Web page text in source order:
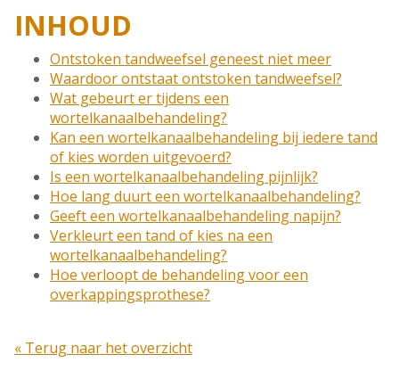
INHOUD
Ontstoken tandweefsel geneest niet meer
Waardoor ontstaat ontstoken tandweefsel?
Wat gebeurt er tijdens een
wortelkanaalbehandeling?
Kan een wortelkanaalbehandeling bij iedere tand
of kies worden uitgevoerd?
Is een wortelkanaalbehandeling pijnlijk?
Hoe lang duurt een wortelkanaalbehandeling?
Geeft een wortelkanaalbehandeling napijn?
Verkleurt een tand of kies na een
wortelkanaalbehandeling?
Hoe verloopt de behandeling voor een
overkappingsprothese?
« Terug naar het overzicht